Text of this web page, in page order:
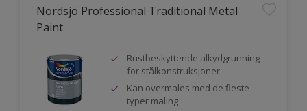
Nordsjö Professional Traditional Metal
Paint
Rustbeskyttende alkydgrunning
for stålkonstruksjoner
Kan overmales med de fleste
typer maling